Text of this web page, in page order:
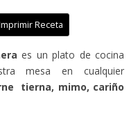
Receta
es un plato de cocina
mesa en cualquier
tierna, mimo, cariño